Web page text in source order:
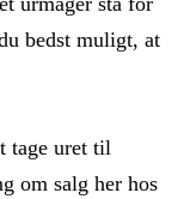
bedst muligt, at
tage uret til
om salg her hos